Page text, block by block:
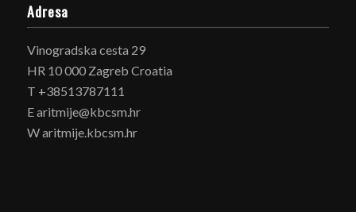
Adresa
Vinogradska cesta 29
HR 10 000 Zagreb Croatia
T +38513787111
E aritmije@kbcsm.hr
W aritmije.kbcsm.hr